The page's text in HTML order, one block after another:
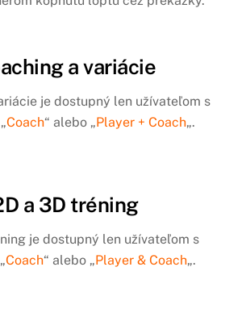
a variácie
je dostupný len užívateľom s
Coach“ alebo „Player + Coach„.
a 3D tréning
je dostupný len užívateľom s
Coach“ alebo „Player & Coach„.